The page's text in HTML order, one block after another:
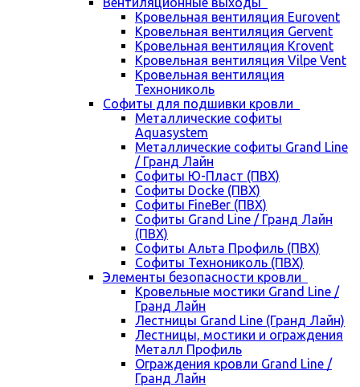
Кровельная вентиляция Eurovent
Кровельная вентиляция Gervent
Кровельная вентиляция Krovent
Кровельная вентиляция Vilpe Vent
Кровельная вентиляция
Технониколь
Cофиты для подшивки кровли
Металлические софиты
Aquasystem
Металлические софиты Grand Line
/ Гранд Лайн
Софиты Ю-Пласт (ПВХ)
Софиты Docke (ПВХ)
Софиты FineBer (ПВХ)
Софиты Grand Line / Гранд Лайн
(ПВХ)
Софиты Альта Профиль (ПВХ)
Софиты Технониколь (ПВХ)
Элементы безопасности кровли
Кровельные мостики Grand Line /
Гранд Лайн
Лестницы Grand Line (Гранд Лайн)
Лестницы, мостики и ограждения
Металл Профиль
Ограждения кровли Grand Line /
Гранд Лайн